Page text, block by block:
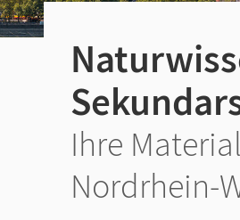
Ihre
Nordrhein-